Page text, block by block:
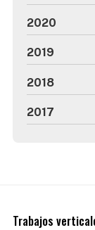
2020
2019
2018
2017
Trabajos